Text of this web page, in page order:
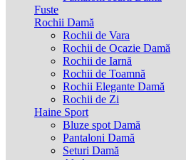
Fuste
Rochii Damă
Rochii de Vara
Rochii de Ocazie Damă
Rochii de Iarnă
Rochii de Toamnă
Rochii Elegante Damă
Rochii de Zi
Haine Sport
Bluze spot Damă
Pantaloni Damă
Seturi Damă